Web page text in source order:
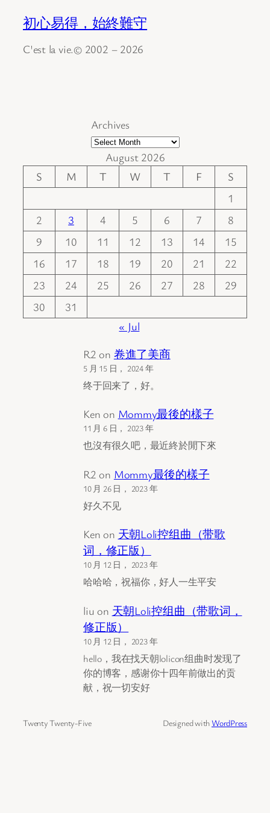
初心易得，始終難守
C'est la vie.© 2002 – 2026
Archives
August 2026
S
M T W T F
S
1
2
3 4 5 6 7
8
9
10 11 12 13 14
15
16
17 18 19 20 21
22
23
24 25 26 27 28
29
30
31
« Jul
R2 on 卷進了美商
5 月 15 日， 2024 年
终于回来了，好。
Ken on Mommy最後的樣子
11 月 6 日， 2023 年
也沒有很久吧，最近終於閒下來
R2 on Mommy最後的樣子
10 月 26 日， 2023 年
好久不见
Ken on 天朝Loli控组曲（带歌
词，修正版）
10 月 12 日， 2023 年
哈哈哈，祝福你，好人一生平安
liu on 天朝Loli控组曲（带歌词，
修正版）
10 月 12 日， 2023 年
hello，我在找天朝lolicon组曲时发现了
你的博客，感谢你十四年前做出的贡
献，祝一切安好
Twenty Twenty-Five Designed withWordPress